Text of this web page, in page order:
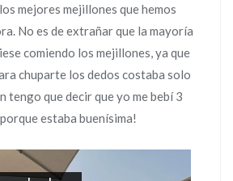
mejores mejillones que hemos
No es de extrañar que la mayoría
comiendo los mejillones, ya que
chuparte los dedos costaba solo
tengo que decir que yo me bebí 3
estaba buenísima!